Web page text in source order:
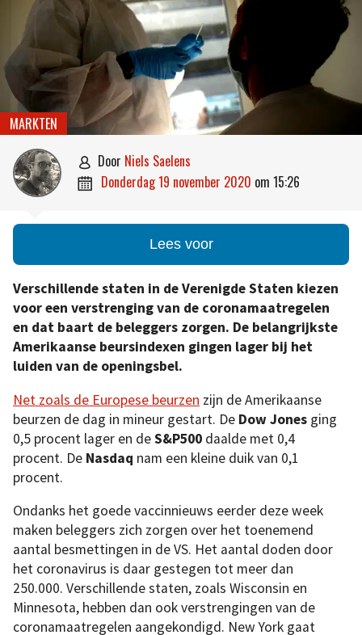
MARKTEN
 door Niels Saelens
 donderdag 19 november 2020 om 15:26
Lees voor
Verschillende staten in de Verenigde Staten kiezen
voor een verstrenging van de coronamaatregelen
en dat baart de beleggers zorgen. De belangrijkste
Amerikaanse beursindexen gingen lager bij het
luiden van de openingsbel.
Net zoals de Europese beurzen zijn de Amerikaanse
beurzen de dag in mineur gestart. De Dow Jones ging
0,5 procent lager en deS&P500 daalde met 0,4
procent. De Nasdaq nam een kleine duik van 0,1
procent.
Ondanks het goede vaccinnieuws eerder deze week
maken beleggers zich zorgen over het toenemend
aantal besmettingen in de VS. Het aantal doden door
het coronavirus is daar gestegen tot meer dan
250.000. Verschillende staten, zoals Wisconsin en
Minnesota, hebben dan ook verstrengingen van de
coronamaatregelen aangekondigd. New York gaat